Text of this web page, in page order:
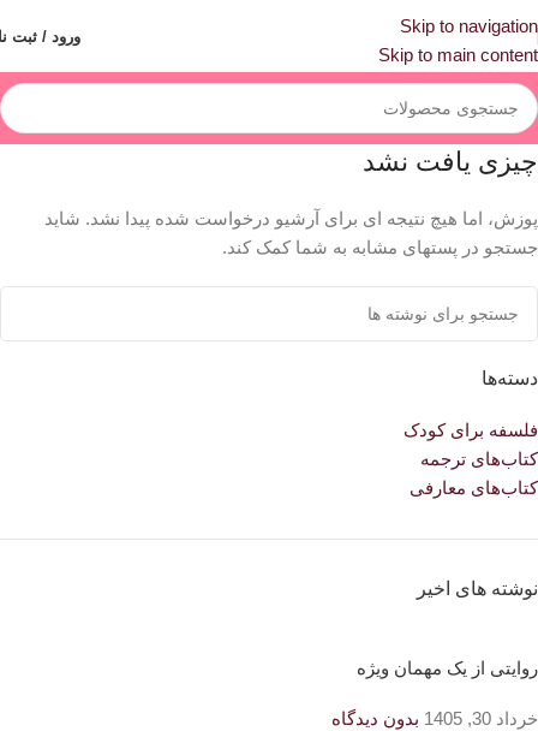
Skip to navigation
Skip to main content
ورود / ثبت
چیزی یافت نشد
پوزش، اما هیچ نتیجه ای برای آرشیو درخواست شده پیدا نشد. شاید
جستجو در پستهای مشابه به شما کمک کند.
دسته‌ها
فلسفه برای کودک
کتاب‌های ترجمه
کتاب‌های معارفی
نوشته های اخیر
روایتی از یک مهمان ویژه
خرداد 30, 1405 بدون دیدگاه